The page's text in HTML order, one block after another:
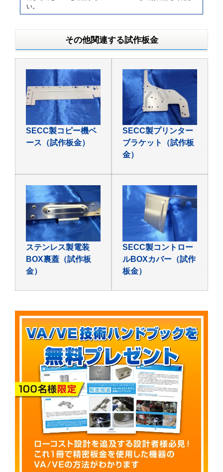
い。
その他関連する試作板金
SECC製コピー機ベ
ース（試作板金）
SECC製プリンター
ブラケット（試作板
金）
ステンレス製電装
BOX裏蓋（試作板
金）
SECC製コントロー
ルBOXカバー（試作
板金）